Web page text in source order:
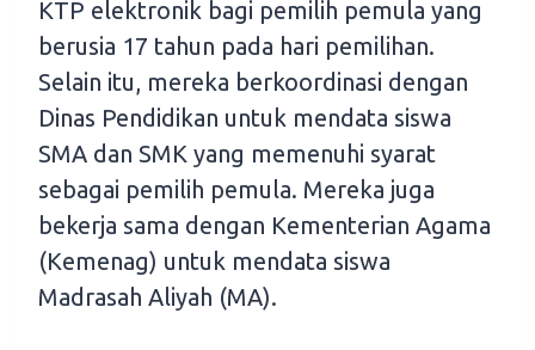
KTP elektronik bagi pemilih pemula yang
berusia 17 tahun pada hari pemilihan.
Selain itu, mereka berkoordinasi dengan
Dinas Pendidikan untuk mendata siswa
SMA dan SMK yang memenuhi syarat
sebagai pemilih pemula. Mereka juga
bekerja sama dengan Kementerian Agama
(Kemenag) untuk mendata siswa
Madrasah Aliyah (MA).